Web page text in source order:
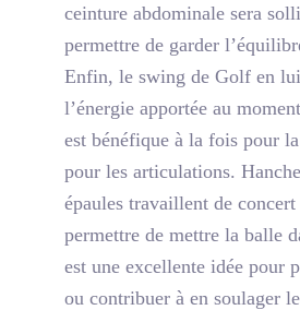
ceinture abdominale sera
permettre de garder
Enfin, le swing de Golf en
l’énergie apportée au
est bénéfique à la fois pour
pour les articulations.
épaules travaillent de
permettre de mettre la balle
est une excellente idée pour
ou contribuer à en soulager